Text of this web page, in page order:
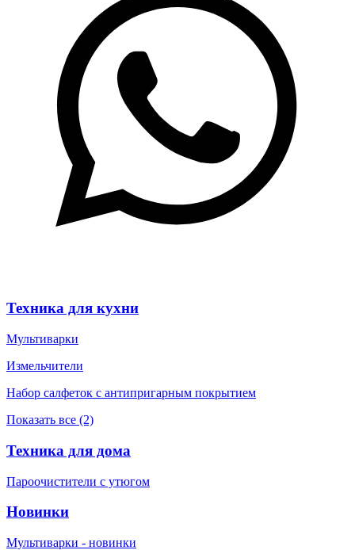
Техника для кухни
Мультиварки
Измельчители
Набор салфеток с антипригарным покрытием
Показать все (2)
Техника для дома
Пароочистители с утюгом
Новинки
Мультиварки - новинки